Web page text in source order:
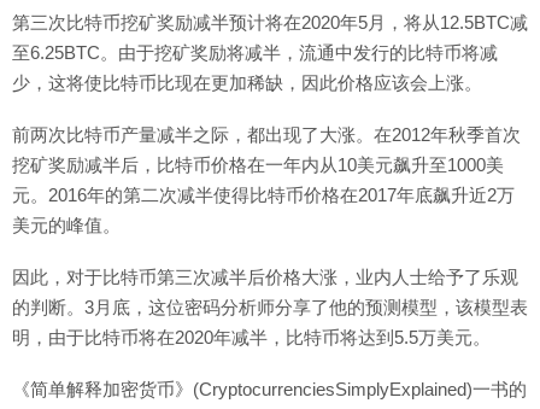
第三次比特币挖矿奖励减半预计将在2020年5月，将从12.5BTC减
至6.25BTC。由于挖矿奖励将减半，流通中发行的比特币将减
少，这将使比特币比现在更加稀缺，因此价格应该会上涨。
前两次比特币产量减半之际，都出现了大涨。在2012年秋季首次
挖矿奖励减半后，比特币价格在一年内从10美元飙升至1000美
元。2016年的第二次减半使得比特币价格在2017年底飙升近2万
美元的峰值。
因此，对于比特币第三次减半后价格大涨，业内人士给予了乐观
的判断。3月底，这位密码分析师分享了他的预测模型，该模型表
明，由于比特币将在2020年减半，比特币将达到5.5万美元。
《简单解释加密货币》(CryptocurrenciesSimplyExplained)一书的